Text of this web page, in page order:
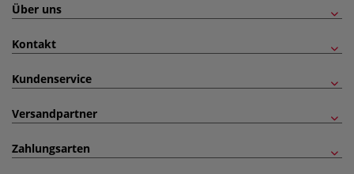
Über uns
Kontakt
Kundenservice
Versandpartner
Zahlungsarten